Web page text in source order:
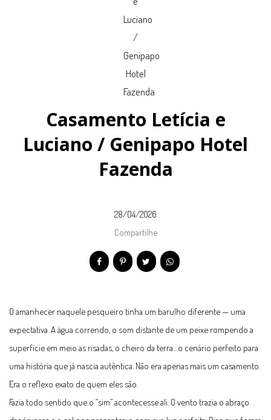
Casamento Letícia e
Luciano / Genipapo Hotel
Fazenda
28/04/2026
Compartilhe
O amanhecer naquele pesqueiro tinha um barulho diferente — uma
expectativa. A água correndo, o som distante de um peixe rompendo a
superfície em meio as risadas, o cheiro da terra…o cenário perfeito para
uma história que já nascia autêntica. Não era apenas mais um casamento.
Era o reflexo exato de quem eles são.
Fazia todo sentido que o “sim” acontecesse ali. O vento trazia o abraço